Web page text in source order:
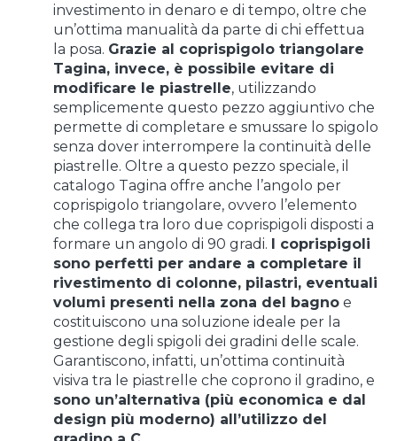
investimento in denaro e di tempo, oltre che
un’ottima manualità da parte di chi effettua
la posa. Grazie al coprispigolo triangolare
Tagina, invece, è possibile evitare di
modificare le piastrelle, utilizzando
semplicemente questo pezzo aggiuntivo che
permette di completare e smussare lo spigolo
senza dover interrompere la continuità delle
piastrelle. Oltre a questo pezzo speciale, il
catalogo Tagina offre anche l’angolo per
coprispigolo triangolare, ovvero l’elemento
che collega tra loro due coprispigoli disposti a
formare un angolo di 90 gradi. I coprispigoli
sono perfetti per andare a completare il
rivestimento di colonne, pilastri, eventuali
volumi presenti nella zona del bagno e
costituiscono una soluzione ideale per la
gestione degli spigoli dei gradini delle scale.
Garantiscono, infatti, un’ottima continuità
visiva tra le piastrelle che coprono il gradino, e
sono un’alternativa (più economica e dal
design più moderno) all’utilizzo del